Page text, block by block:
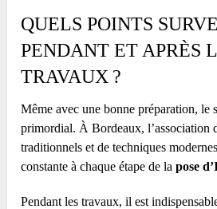
QUELS POINTS
PENDANT ET APRÈS
TRAVAUX ?
Même avec une bonne préparation, le
primordial. À Bordeaux, l’association
traditionnels et de techniques
constante à chaque étape de lapose
Pendant les travaux, il est